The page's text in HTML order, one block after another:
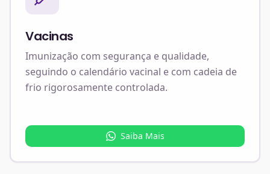
Vacinas
Imunização com segurança e qualidade,
seguindo o calendário vacinal e com cadeia de
frio rigorosamente controlada.
Saiba Mais